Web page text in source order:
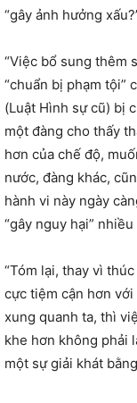
“gây ảnh hưởng
“Việc bổ sung thêm
“chuẩn bị phạm tội”
(Luật Hình sự cũ) bị
một đàng cho thấy
hơn của chế độ,
nước, đàng khác,
hành vi này ngày
“gây nguy hại” nhiều
“Tóm lại, thay vì
cực tiệm cận hơn
xung quanh ta, thì
khe hơn không phải
một sự giải khát